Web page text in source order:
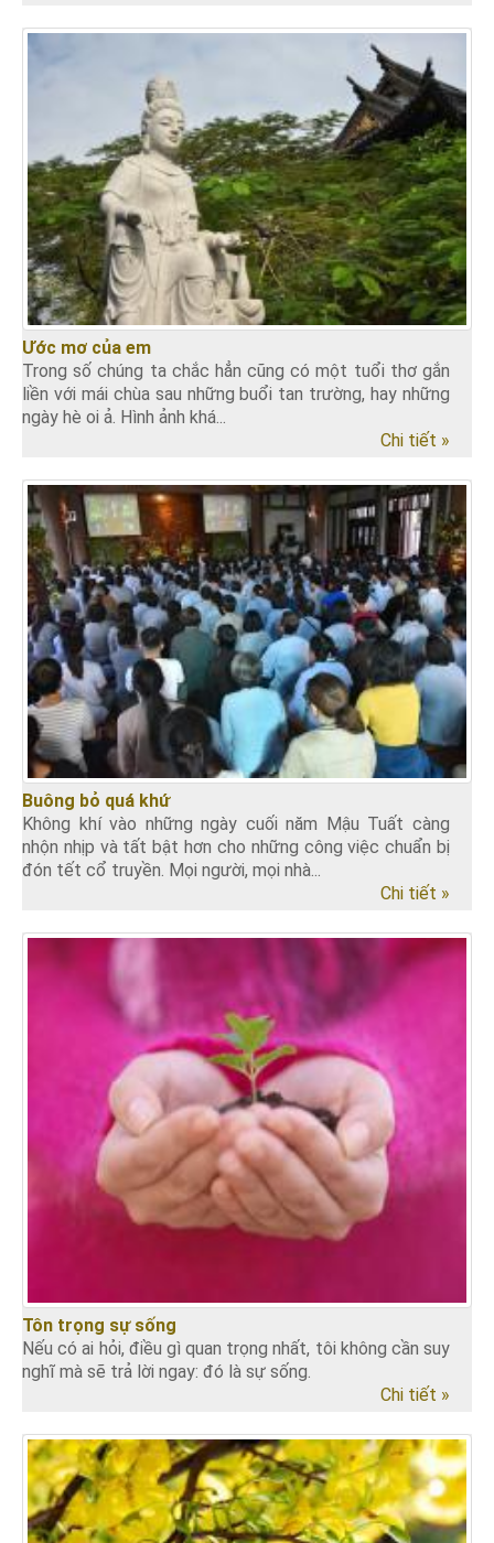
Ước mơ của em
Trong số chúng ta chắc hẳn cũng có một tuổi thơ gắn
liền với mái chùa sau những buổi tan trường, hay những
ngày hè oi ả. Hình ảnh khá...
Chi tiết »
Buông bỏ quá khứ
Không khí vào những ngày cuối năm Mậu Tuất càng
nhộn nhịp và tất bật hơn cho những công việc chuẩn bị
đón tết cổ truyền. Mọi người, mọi nhà...
Chi tiết »
Tôn trọng sự sống
Nếu có ai hỏi, điều gì quan trọng nhất, tôi không cần suy
nghĩ mà sẽ trả lời ngay: đó là sự sống.
Chi tiết »